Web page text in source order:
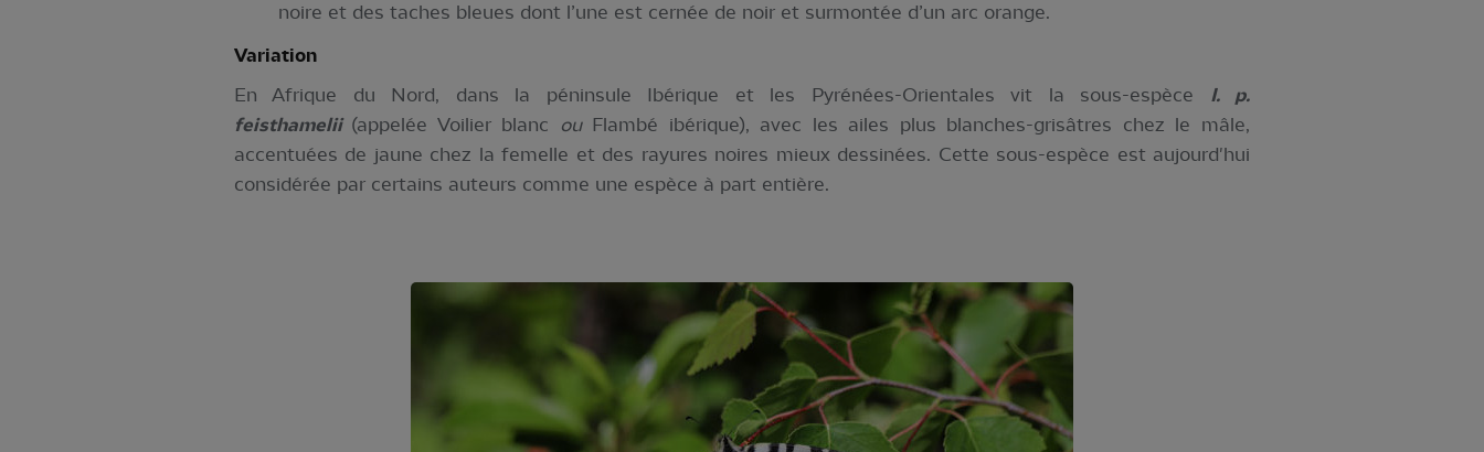
noire et des taches bleues dont l’une est cernée de noir et surmontée d’un arc orange.
Variation
En Afrique du Nord, dans la péninsule Ibérique et les Pyrénées-Orientales vit la sous-espèce I. p.
feisthamelii(appelée Voilier blanc ouFlambé ibérique), avec les ailes plus blanches-grisâtres chez le mâle,
accentuées de jaune chez la femelle et des rayures noires mieux dessinées. Cette sous-espèce est aujourd'hui
considérée par certains auteurs comme une espèce à part entière.